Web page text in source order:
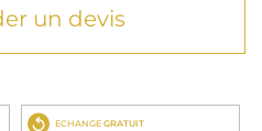
un devis
ECHANGE GRATUIT